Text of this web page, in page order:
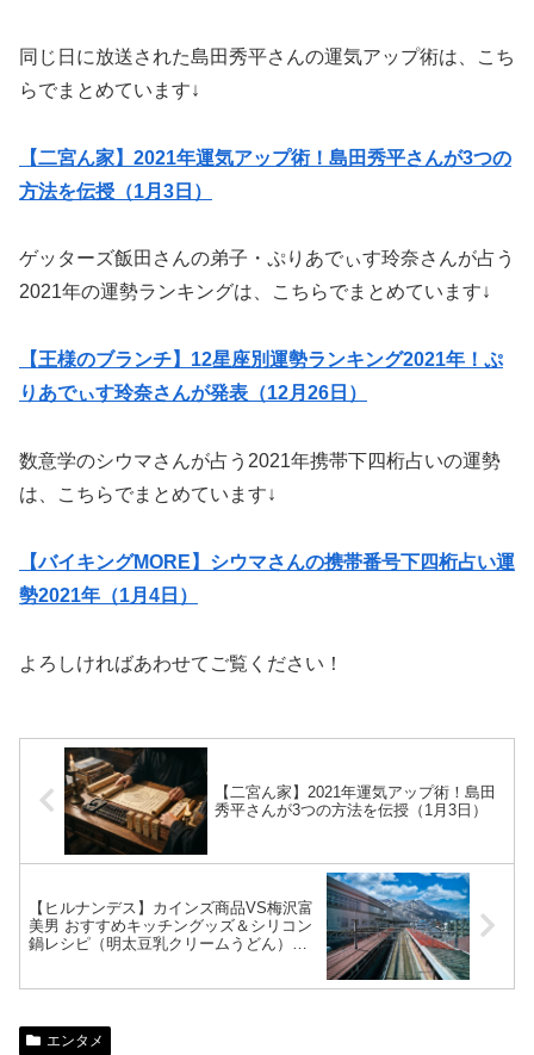
同じ日に放送された島田秀平さんの運気アップ術は、こち
らでまとめています↓
【二宮ん家】2021年運気アップ術！島田秀平さんが3つの
方法を伝授（1月3日）
ゲッターズ飯田さんの弟子・ぷりあでぃす玲奈さんが占う
2021年の運勢ランキングは、こちらでまとめています↓
【王様のブランチ】12星座別運勢ランキング2021年！ぷ
りあでぃす玲奈さんが発表（12月26日）
数意学のシウマさんが占う2021年携帯下四桁占いの運勢
は、こちらでまとめています↓
【バイキングMORE】シウマさんの携帯番号下四桁占い運
勢2021年（1月4日）
よろしければあわせてご覧ください！
【二宮ん家】2021年運気アップ術！島田
秀平さんが3つの方法を伝授（1月3日）
【ヒルナンデス】カインズ商品VS梅沢富
美男 おすすめキッチングッズ＆シリコン
鍋レシピ（明太豆乳クリームうどん）
エンタメ